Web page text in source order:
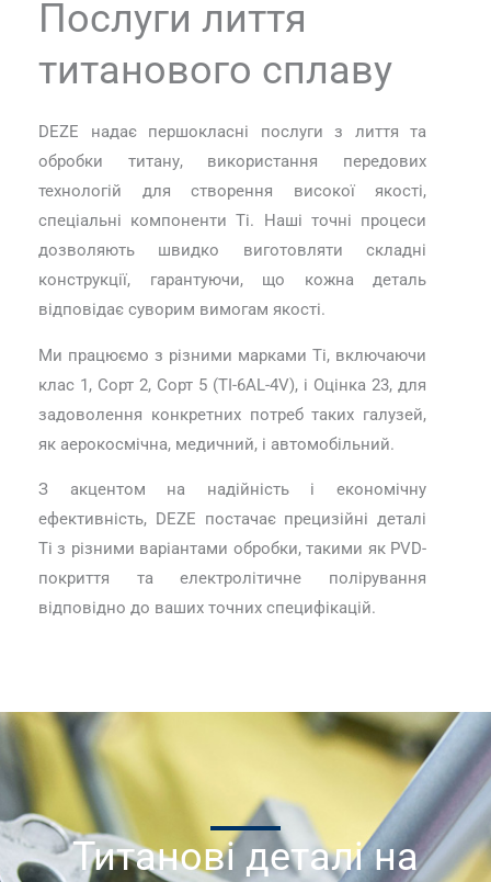
Послуги лиття
титанового сплаву
DEZE надає першокласні послуги з лиття та
обробки титану, використання передових
технологій для створення високої якості,
спеціальні компоненти Ti. Наші точні процеси
дозволяють швидко виготовляти складні
конструкції, гарантуючи, що кожна деталь
відповідає суворим вимогам якості.
Ми працюємо з різними марками Ti, включаючи
клас 1, Сорт 2, Сорт 5 (TI-6AL-4V), і Оцінка 23, для
задоволення конкретних потреб таких галузей,
як аерокосмічна, медичний, і автомобільний.
З акцентом на надійність і економічну
ефективність, DEZE постачає прецизійні деталі
Ti з різними варіантами обробки, такими як PVD-
покриття та електролітичне полірування
відповідно до ваших точних специфікацій.
Титанові деталі на